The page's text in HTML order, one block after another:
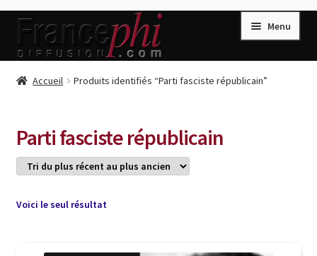
Aller
la
Aller
contenu
Menu
Accueil
Conditions de Vente
Connection
Accueil Produits identifiés “Parti fasciste républicain”
Parti fasciste républicain
Voici le seul résultat